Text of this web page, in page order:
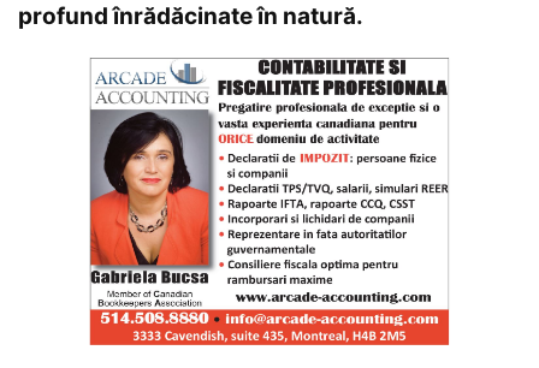
profund înrădăcinate în natură.